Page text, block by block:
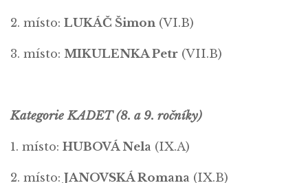
2. místo: LUKÁČ Šimon (VI.B)
3. místo: MIKULENKA Petr (VII.B)
Kategorie KADET (8. a 9. ročníky)
1. místo: HUBOVÁ Nela (IX.A)
2. místo: JANOVSKÁ Romana (IX.B)